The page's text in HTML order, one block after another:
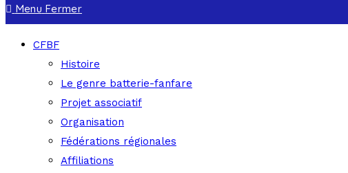
Menu Fermer
CFBF
Histoire
Le genre batterie-fanfare
Projet associatif
Organisation
Fédérations régionales
Affiliations